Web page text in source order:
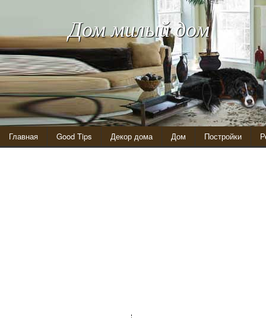
Дом милый дом
Главная Good Tips Декор дома Дом Постройки